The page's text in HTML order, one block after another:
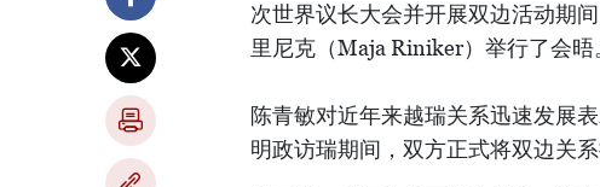
次世界议长大会并开展双边活动期
里尼克（Maja Riniker）举行了会晤
陈青敏对近年来越瑞关系迅速发展
明政访瑞期间，双方正式将双边关